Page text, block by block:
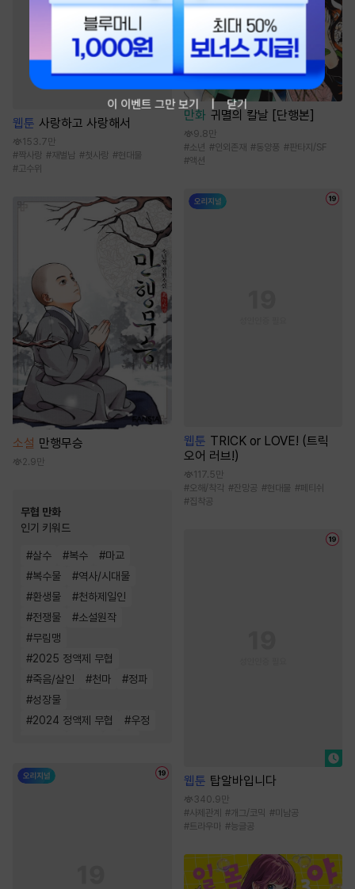
웹툰 사랑하고 사랑해서
153.7만
#짝사랑 # 재벌남 #첫사랑 #현대물
#고수위
소설 만행무승
2.9만
무협 만화
인기 키워드
#살수 #복수 #마교
#복수물 #역사/시대물
#환생물 #천하제일인
#전쟁물 #소설원작
#무림맹
#2025 정액제 무협
#죽음/살인 #천마 #정파
#성장물
#2024 정액제 무협 #우정
만화 귀멸의 칼날 [단행본]
9.8만
#소년 #인외존재 #동양풍 #판타지/SF
#액션
웹툰 TRICK or LOVE! (트릭
오어 러브!)
117.5만
#오해/착각 #잔망공 #현대물 #페티쉬
#집착공
웹툰 탑알바입니다
340.9만
#사제관계 #개그/코믹 #미남공
#트라우마 #능글공
이 이벤트 그만 보기 닫기